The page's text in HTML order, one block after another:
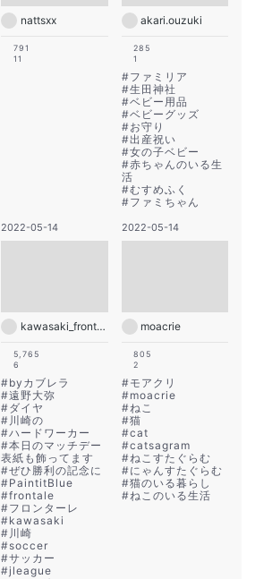
nattsxx
791
11
akari.ouzuki
285
1
#ファミリア
#生田神社
#ベビー用品
#ベビーグッズ
#お守り
#出産祝い
#女の子ベビー
#赤ちゃんのいる生
活
#むすめふく
#ファミちゃん
2022-05-14
kawasaki_frontale
5,765
6
#byカブレラ
#遠野大弥
#ダイヤ
# 川崎の
#ハードワーカー
#本日のマッチデー
表紙も飾ってます
#ぜひ勝利の記念に
#PaintitBlue
#frontale
#フロンターレ
#kawasaki
# 川崎
#soccer
#サッカー
#jleague
2022-05-14
moacrie
805
2
#モアクリ
#moacrie
#ねこ
#猫
#cat
#catsagram
#ねこすたぐらむ
#にゃんすたぐらむ
#猫のいる暮らし
#ねこのいる生活